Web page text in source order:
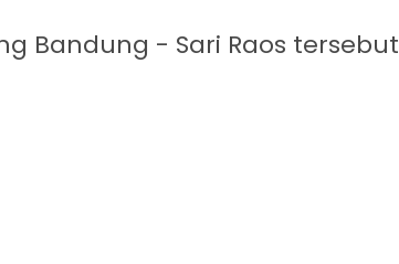
Bandung - Sari Raos tersebut